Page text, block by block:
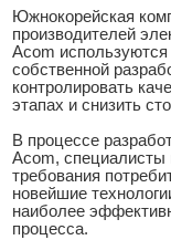
Южнокорейская
производителей
Acom
собственной
контролировать
этапах и снизить
В процессе
Acom, специалисты
требования
новейшие
наиболее
процесса.